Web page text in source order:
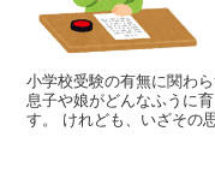
小学校受験の有無に関わ
息子や娘がどんなふうに
す。 けれども、いざその